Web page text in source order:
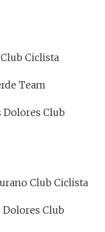
Ciclista
Team
Dolores Club
Club Ciclista
Club